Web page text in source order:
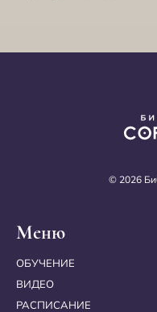
© 2026
Меню
ОБУЧЕНИЕ
ВИДЕО
РАСПИСАНИЕ